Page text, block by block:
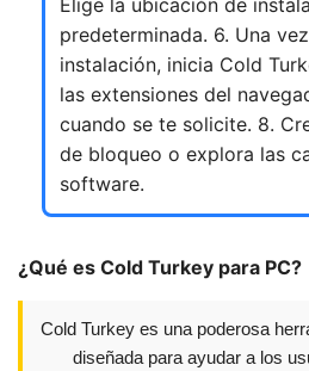
Elige la ubicación de
predeterminada. 6. Una
instalación, inicia Cold
las extensiones del
cuando se te solicite. 8.
de bloqueo o explora las
software.
¿Qué es Cold Turkey para PC?
Cold Turkey es una poderosa
diseñada para ayudar a los